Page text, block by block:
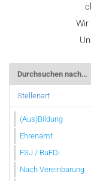
Durchsuchen nach…
Stellenart
(Aus)Bildung
Ehrenamt
FSJ / BuFDi
Nach Vereinbarung